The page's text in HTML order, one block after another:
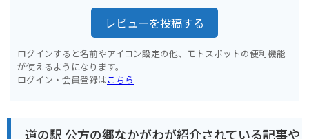
レビューを投稿する
ログインすると名前やアイコン設定の他、モトスポットの便利機能
が使えるようになります。
ログイン・会員登録はこちら
道の駅 公方の郷なかがわが紹介されている記事や